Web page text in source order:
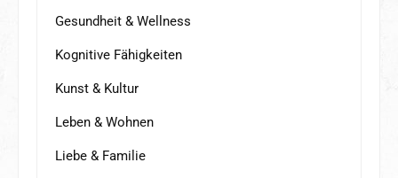
Gesundheit & Wellness
Kognitive Fähigkeiten
Kunst & Kultur
Leben & Wohnen
Liebe & Familie